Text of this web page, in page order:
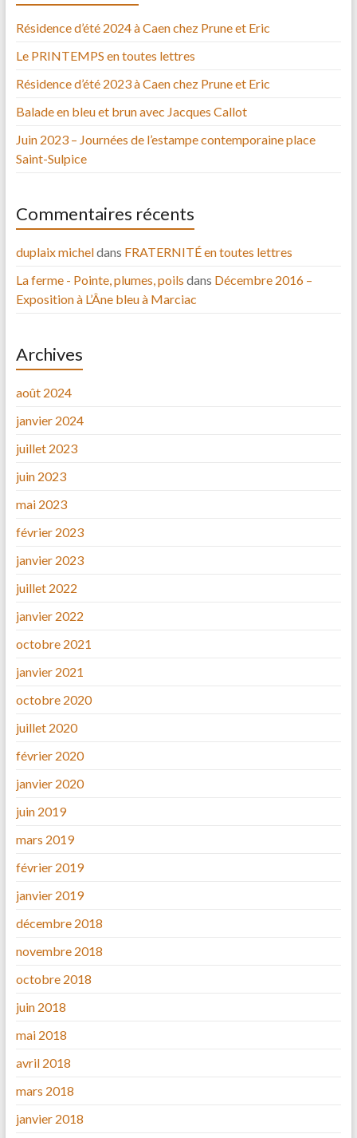
Résidence d’été 2024 à Caen chez Prune et Eric
Le PRINTEMPS en toutes lettres
Résidence d’été 2023 à Caen chez Prune et Eric
Balade en bleu et brun avec Jacques Callot
Juin 2023 – Journées de l’estampe contemporaine place
Saint-Sulpice
Commentaires récents
duplaix micheldans FRATERNITÉ en toutes lettres
La ferme - Pointe, plumes, poils dans Décembre 2016 –
Exposition à L’Âne bleu à Marciac
Archives
août 2024
janvier 2024
juillet 2023
juin 2023
mai 2023
février 2023
janvier 2023
juillet 2022
janvier 2022
octobre 2021
janvier 2021
octobre 2020
juillet 2020
février 2020
janvier 2020
juin 2019
mars 2019
février 2019
janvier 2019
décembre 2018
novembre 2018
octobre 2018
juin 2018
mai 2018
avril 2018
mars 2018
janvier 2018